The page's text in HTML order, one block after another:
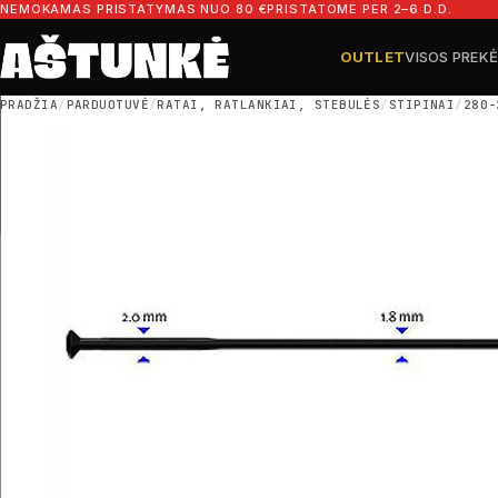
Pereiti prie turinio
NEMOKAMAS PRISTATYMAS NUO 80 €PRISTATOME PER 2–6 D.D.
OUTLETVISOS
Ieškoti dalių
Ieškoti
PRADŽIA/PARDUOTUVĖ/RATAI, RATLANKIAI, STEBULĖS/ STIPINAI / 280-